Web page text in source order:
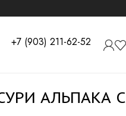
+7 (903) 211-62-52
АЛЬПАКА С